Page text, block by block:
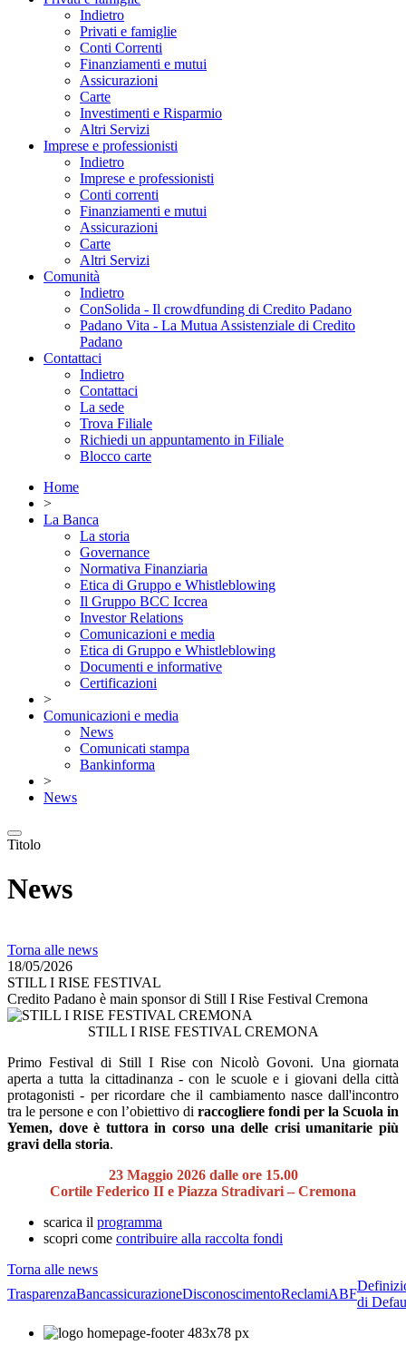
Indietro
Privati e famiglie
Conti Correnti
Finanziamenti e mutui
Assicurazioni
Carte
Investimenti e Risparmio
Altri Servizi
Imprese e professionisti
Indietro
Imprese e professionisti
Conti correnti
Finanziamenti e mutui
Assicurazioni
Carte
Altri Servizi
Comunità
Indietro
ConSolida - Il crowdfunding di Credito Padano
Padano Vita - La Mutua Assistenziale di Credito
Padano
Contattaci
Indietro
Contattaci
La sede
Trova Filiale
Richiedi un appuntamento in Filiale
Blocco carte
Home
>
La Banca
La storia
Governance
Normativa Finanziaria
Etica di Gruppo e Whistleblowing
Il Gruppo BCC Iccrea
Investor Relations
Comunicazioni e media
Etica di Gruppo e Whistleblowing
Documenti e informative
Certificazioni
>
Comunicazioni e media
News
Comunicati stampa
Bankinforma
>
News
Titolo
News
Torna alle news
18/05/2026
STILL I RISE FESTIVAL
Credito Padano è main sponsor di Still I Rise Festival Cremona
STILL I RISE FESTIVAL CREMONA
Primo Festival di Still I Rise con Nicolò Govoni. Una giornata
aperta a tutta la cittadinanza - con le scuole e i giovani della città
protagonisti - per ricordare che il cambiamento nasce dall'incontro
tra le persone e con l’obiettivo di raccogliere fondi per la Scuola in
Yemen, dove è tuttora in corso una delle crisi umanitarie più
gravi della storia.
23 Maggio 2026 dalle ore 15.00
Cortile Federico II e Piazza Stradivari – Cremona
scarica il programma
scopri come contribuire alla raccolta fondi
Torna alle news
TrasparenzaBancassicurazioneDisconoscimentoReclamiABF
di